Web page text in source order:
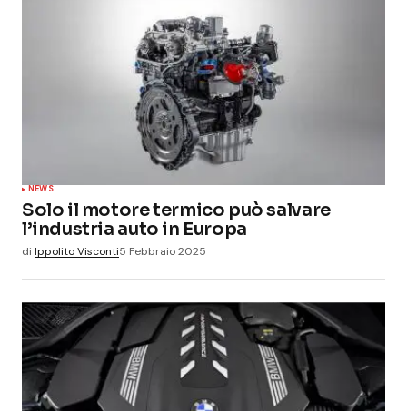
NEWS
Solo il motore termico può salvare
l’industria auto in Europa
di Ippolito Visconti5 Febbraio 2025